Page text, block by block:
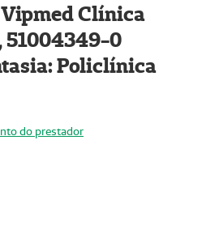
Clínica
51004349-0
Policlínica
do prestador